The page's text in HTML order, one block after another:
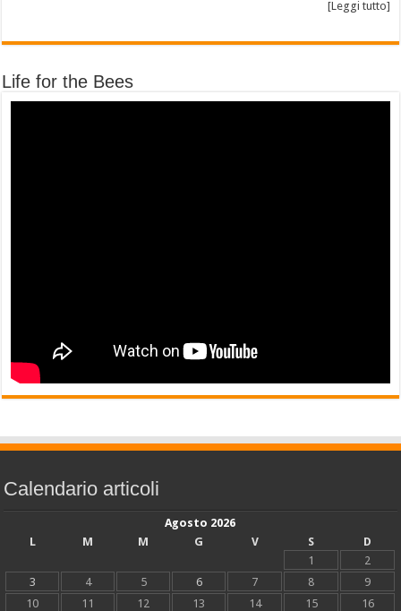
[Leggi tutto]
Life for the Bees
Calendario articoli
Agosto 2026
L
M M G V S
D
1
2
3
4 5 6 7 8
9
10
11 12 13 14 15
16